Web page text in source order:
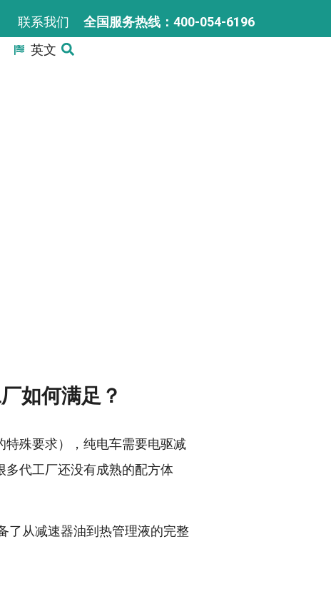
联系我们 全国服务热线：400-054-6196
英文
如何满足？
殊要求），纯电车需要电驱减
代工厂还没有成熟的配方体
了从减速器油到热管理液的完整